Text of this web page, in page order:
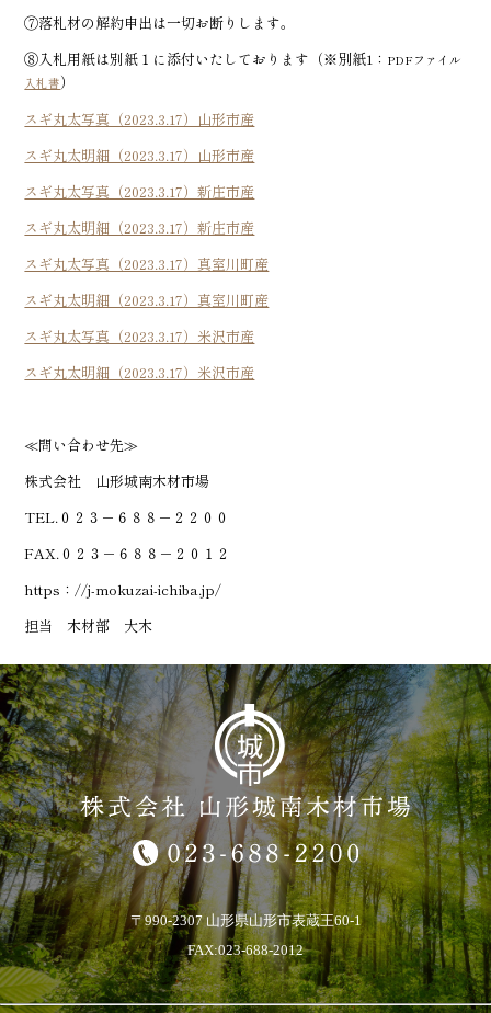
⑦落札材の解約申出は一切お断りします。
⑧入札用紙は別紙１に添付いたしております（※別紙1： PDFファイル
入札書）
スギ丸太写真（2023.3.17）山形市産
スギ丸太明細（2023.3.17）山形市産
スギ丸太写真（2023.3.17）新庄市産
スギ丸太明細（2023.3.17）新庄市産
スギ丸太写真（2023.3.17）真室川町産
スギ丸太明細（2023.3.17）真室川町産
スギ丸太写真（2023.3.17）米沢市産
スギ丸太明細（2023.3.17）米沢市産
≪問い合わせ先≫
株式会社 山形城南木材市場
TEL.０２３－６８８－２２００
FAX.０２３－６８８－２０１２
https：//j-mokuzai-ichiba.jp/
担当 木材部 大木
〒990-2307 山形県山形市表蔵王60-1
FAX:023-688-2012